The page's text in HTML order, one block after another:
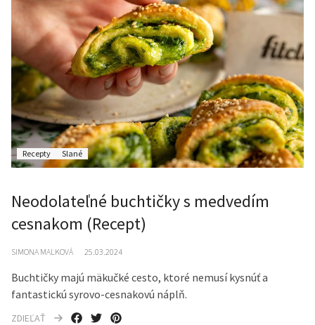
Recepty Slané
Neodolateľné buchtičky s medvedím
cesnakom (Recept)
SIMONA MALKOVÁ 25.03.2024
Buchtičky majú mäkučké cesto, ktoré nemusí kysnúť a
fantastickú syrovo-cesnakovú náplň.
ZDIEĽAŤ